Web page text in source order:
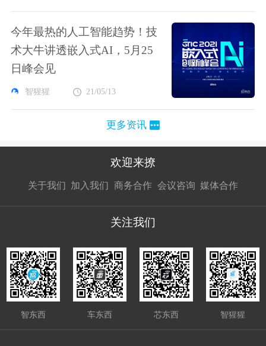
今年最热的人工智能趋势！技
术大牛讲透嵌入式AI，5月25
日峰会见
智猩猩 21/05/13
更多资讯
欢迎来撩
关于我们 加入我们
接扔简历
商务合作
接开聊
会议咨询 媒体合作
接开聊
关注我们
智东西 车东西 芯东西 智猩猩